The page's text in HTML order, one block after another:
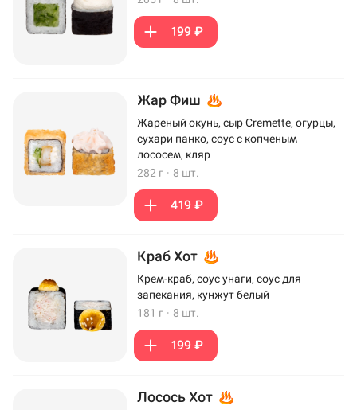
199 ₽
Жар Фиш
Жареный окунь, сыр Cremette, огурцы,
сухари панко, соус с копченым
лососем, кляр
282 г · 8 шт.
419 ₽
Краб Хот
Крем-краб, соус унаги, соус для
запекания, кунжут белый
181 г · 8 шт.
199 ₽
Лосось Хот